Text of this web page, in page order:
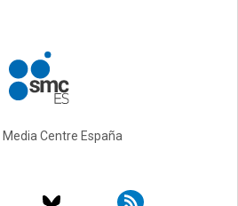
Centre España